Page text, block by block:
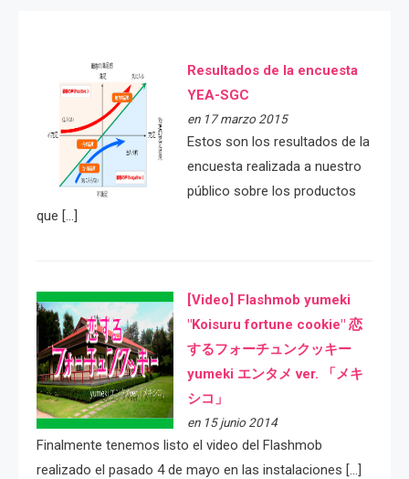
Resultados de la encuesta
YEA-SGC
en 17 marzo 2015
Estos son los resultados de la
encuesta realizada a nuestro
público sobre los productos
que […]
[Video] Flashmob yumeki
"Koisuru fortune cookie" 恋
するフォーチュンクッキー
yumeki エンタメ ver. 「メキ
シコ」
en 15 junio 2014
Finalmente tenemos listo el video del Flashmob
realizado el pasado 4 de mayo en las instalaciones […]